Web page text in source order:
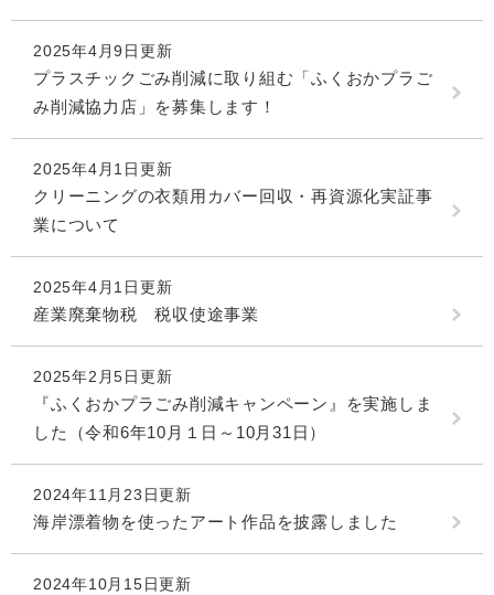
2025年4月9日更新
プラスチックごみ削減に取り組む「ふくおかプラご
み削減協力店」を募集します！
2025年4月1日更新
クリーニングの衣類用カバー回収・再資源化実証事
業について
2025年4月1日更新
産業廃棄物税 税収使途事業
2025年2月5日更新
『ふくおかプラごみ削減キャンペーン』を実施しま
した（令和6年10月１日～10月31日）
2024年11月23日更新
海岸漂着物を使ったアート作品を披露しました
2024年10月15日更新